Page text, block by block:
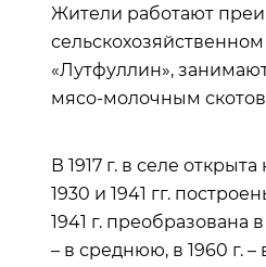
Жители работают
«Лутфуллин»,
мясо-молочным
В 1917 г. в селе
1930 и 1941 гг.
1941 г. преобразована
– в среднюю, в 1960 г.